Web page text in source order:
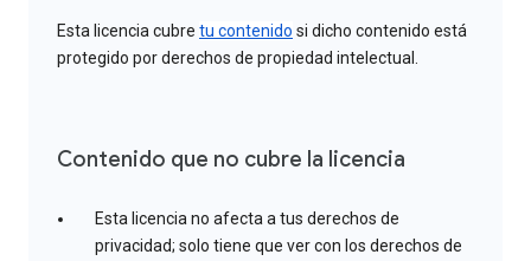
Esta licencia cubre tu contenido si dicho contenido está
protegido por derechos de propiedad intelectual.
Contenido que no cubre la licencia
Esta licencia no afecta a tus derechos de
privacidad; solo tiene que ver con los derechos de